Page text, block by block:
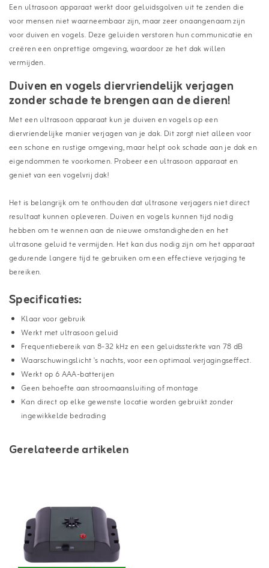
Een ultrasoon apparaat werkt door geluidsgolven uit te zenden die
voor mensen niet waarneembaar zijn, maar zeer onaangenaam zijn
voor duiven en vogels. Deze geluiden verstoren hun communicatie en
creëren een onprettige omgeving, waardoor ze het dak willen
vermijden.
Duiven en vogels diervriendelijk verjagen
zonder schade te brengen aan de dieren!
Met een ultrasoon apparaat kun je duiven en vogels op een
diervriendelijke manier verjagen van je dak. Dit zorgt niet alleen voor
een schone en rustige omgeving, maar helpt ook schade aan je dak en
eigendommen te voorkomen. Probeer een ultrasoon apparaat en
geniet van een vogelvrij dak!
Het is belangrijk om te onthouden dat ultrasone verjagers niet direct
resultaat kunnen opleveren. Duiven en vogels kunnen tijd nodig
hebben om te wennen aan de nieuwe omstandigheden en het
ultrasone geluid te vermijden. Het kan dus nodig zijn om het apparaat
gedurende langere tijd te gebruiken om een effectieve verjaging te
bereiken.
Specificaties:
Klaar voor gebruik
Werkt met ultrasoon geluid
Frequentiebereik van 8-32 kHz en een geluidssterkte van 78 dB
Waarschuwingslicht 's nachts, voor een optimaal verjagingseffect.
Werkt op 6 AAA-batterijen
Geen behoefte aan stroomaansluiting of montage
Kan direct op elke gewenste locatie worden gebruikt zonder
ingewikkelde bedrading
Gerelateerde artikelen